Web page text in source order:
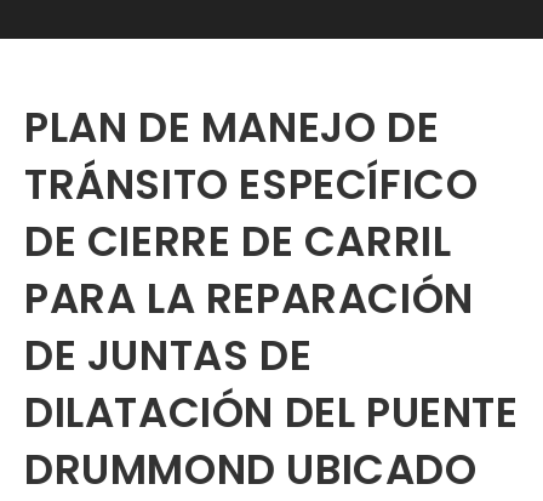
PLAN DE MANEJO DE
TRÁNSITO ESPECÍFICO
DE CIERRE DE CARRIL
PARA LA REPARACIÓN
DE JUNTAS DE
DILATACIÓN DEL PUENTE
DRUMMOND UBICADO